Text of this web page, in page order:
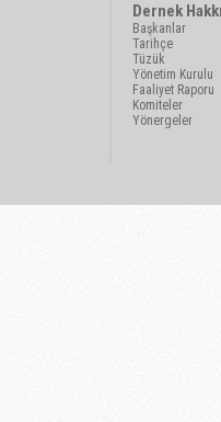
Dernek
Başkanlar
Tarihçe
Tüzük
Yönetim Kurulu
Faaliyet Raporu
Komiteler
Yönergeler